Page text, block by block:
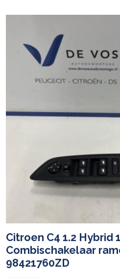
Citroen C4 1.2 Hybrid
Combischakelaar
98421760ZD